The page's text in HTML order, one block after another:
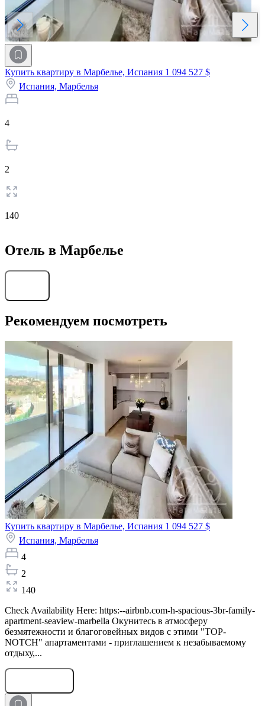
Купить квартиру в Марбелье, Испания 1 094 527 $
Испания, Марбелья
4
2
140
Отель в Марбелье
Рекомендуем посмотреть
Купить квартиру в Марбелье, Испания 1 094 527 $
Испания, Марбелья
4
2
140
Check Availability Here: https:--airbnb.com-h-spacious-3br-family-
apartment-seaview-marbella Окунитесь в атмосферу
безмятежности и благоговейных видов с этими "TOP-
NOTCH" апартаментами - приглашением к незабываемому
отдыху,...